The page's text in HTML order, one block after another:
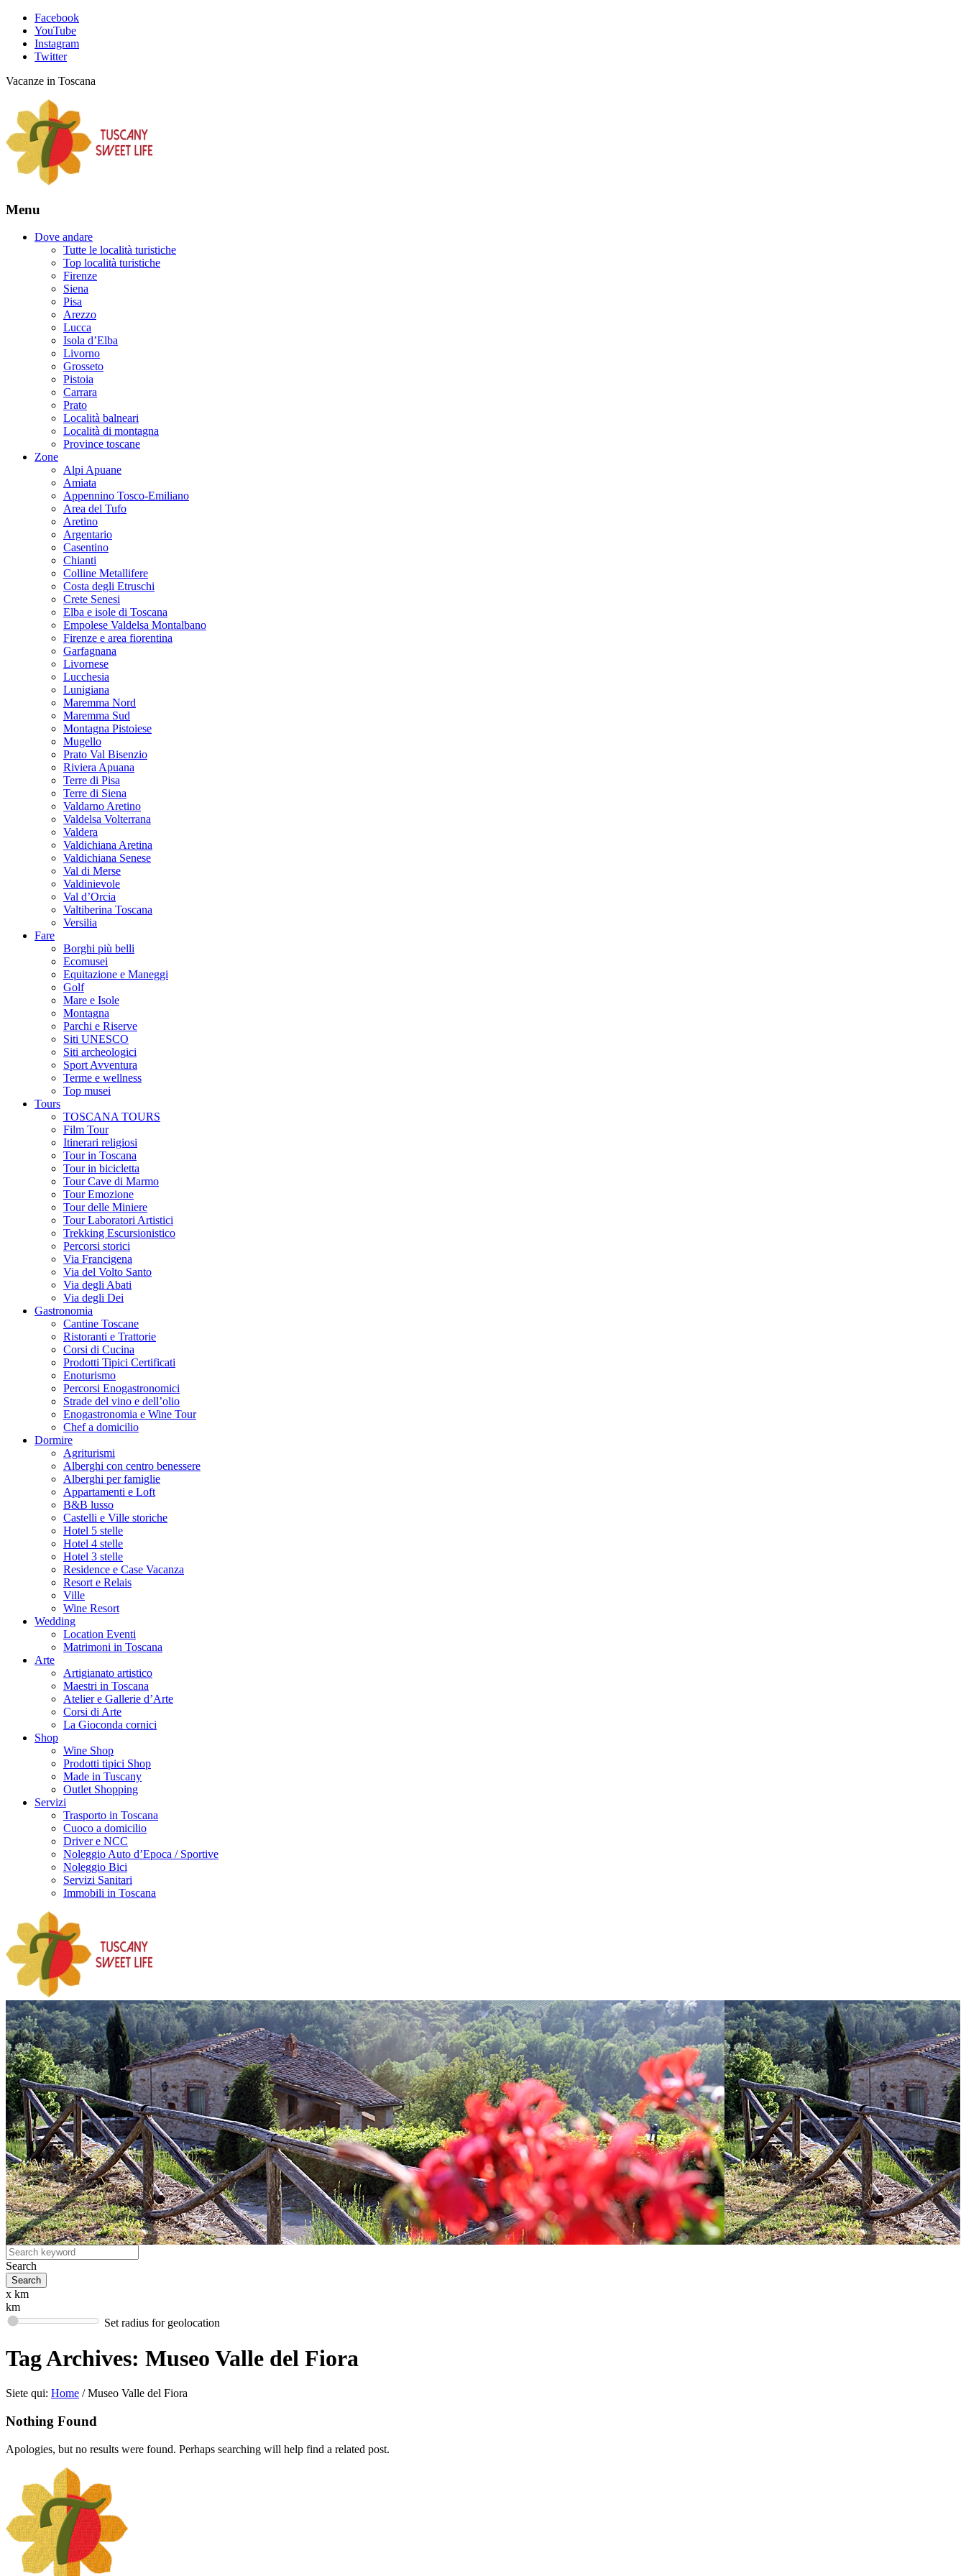
Facebook
YouTube
Instagram
Twitter
Vacanze in Toscana
Menu
Dove andare
Tutte le località turistiche
Top località turistiche
Firenze
Siena
Pisa
Arezzo
Lucca
Isola d’Elba
Livorno
Grosseto
Pistoia
Carrara
Prato
Località balneari
Località di montagna
Province toscane
Zone
Alpi Apuane
Amiata
Appennino Tosco-Emiliano
Area del Tufo
Aretino
Argentario
Casentino
Chianti
Colline Metallifere
Costa degli Etruschi
Crete Senesi
Elba e isole di Toscana
Empolese Valdelsa Montalbano
Firenze e area fiorentina
Garfagnana
Livornese
Lucchesia
Lunigiana
Maremma Nord
Maremma Sud
Montagna Pistoiese
Mugello
Prato Val Bisenzio
Riviera Apuana
Terre di Pisa
Terre di Siena
Valdarno Aretino
Valdelsa Volterrana
Valdera
Valdichiana Aretina
Valdichiana Senese
Val di Merse
Valdinievole
Val d’Orcia
Valtiberina Toscana
Versilia
Fare
Borghi più belli
Ecomusei
Equitazione e Maneggi
Golf
Mare e Isole
Montagna
Parchi e Riserve
Siti UNESCO
Siti archeologici
Sport Avventura
Terme e wellness
Top musei
Tours
TOSCANA TOURS
Film Tour
Itinerari religiosi
Tour in Toscana
Tour in bicicletta
Tour Cave di Marmo
Tour Emozione
Tour delle Miniere
Tour Laboratori Artistici
Trekking Escursionistico
Percorsi storici
Via Francigena
Via del Volto Santo
Via degli Abati
Via degli Dei
Gastronomia
Cantine Toscane
Ristoranti e Trattorie
Corsi di Cucina
Prodotti Tipici Certificati
Enoturismo
Percorsi Enogastronomici
Strade del vino e dell’olio
Enogastronomia e Wine Tour
Chef a domicilio
Dormire
Agriturismi
Alberghi con centro benessere
Alberghi per famiglie
Appartamenti e Loft
B&B lusso
Castelli e Ville storiche
Hotel 5 stelle
Hotel 4 stelle
Hotel 3 stelle
Residence e Case Vacanza
Resort e Relais
Ville
Wine Resort
Wedding
Location Eventi
Matrimoni in Toscana
Arte
Artigianato artistico
Maestri in Toscana
Atelier e Gallerie d’Arte
Corsi di Arte
La Gioconda cornici
Shop
Wine Shop
Prodotti tipici Shop
Made in Tuscany
Outlet Shopping
Servizi
Trasporto in Toscana
Cuoco a domicilio
Driver e NCC
Noleggio Auto d’Epoca / Sportive
Noleggio Bici
Servizi Sanitari
Immobili in Toscana
Search
x km
km
Set radius for geolocation
Tag Archives: Museo Valle del Fiora
Siete qui: Home / Museo Valle del Fiora
Nothing Found
Apologies, but no results were found. Perhaps searching will help find a related post.